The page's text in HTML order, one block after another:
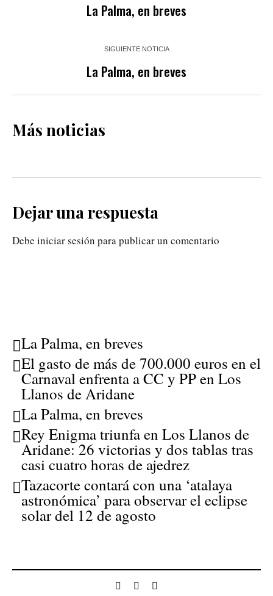
La Palma, en breves
SIGUIENTE NOTICIA
La Palma, en breves
Más noticias
Dejar una respuesta
Debe iniciar sesión para publicar un comentario
La Palma, en breves
El gasto de más de 700.000 euros en el
Carnaval enfrenta a CC y PP en Los
Llanos de Aridane
La Palma, en breves
Rey Enigma triunfa en Los Llanos de
Aridane: 26 victorias y dos tablas tras
casi cuatro horas de ajedrez
Tazacorte contará con una ‘atalaya
astronómica’ para observar el eclipse
solar del 12 de agosto